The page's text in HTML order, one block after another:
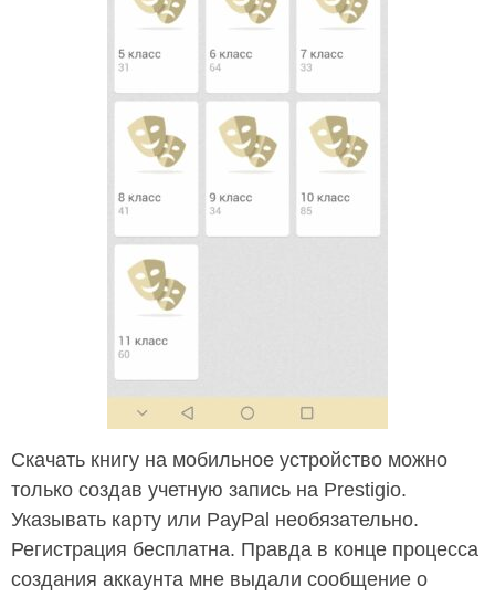
Скачать книгу на мобильное устройство можно
только создав учетную запись на Prestigio.
Указывать карту или PayPal необязательно.
Регистрация бесплатна. Правда в конце процесса
создания аккаунта мне выдали сообщение о